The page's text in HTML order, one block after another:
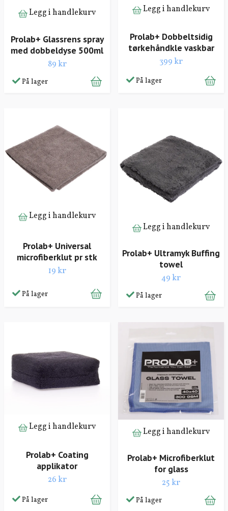
Legg i handlekurv
Prolab+ Glassrens spray
med dobbeldyse 500ml
89 kr
På lager
Legg i handlekurv
Prolab+ Dobbeltsidig
tørkehåndkle vaskbar
399 kr
På lager
Legg i handlekurv
Prolab+ Universal
microfiberklut pr stk
19 kr
På lager
Legg i handlekurv
Prolab+ Ultramyk Buffing
towel
49 kr
På lager
Legg i handlekurv
Prolab+ Coating
applikator
26 kr
På lager
Legg i handlekurv
Prolab+ Microfiberklut
for glass
25 kr
På lager